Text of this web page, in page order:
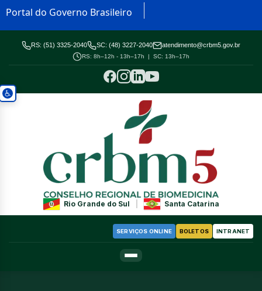
Portal do Governo Brasileiro
RS: (51) 3325-2040 SC: (48) 3227-2040 atendimento@crbm5.gov.br
RS: 8h–12h - 13h–17h | SC: 13h–17h
Rio Grande do Sul Santa Catarina
SERVIÇOS ONLINE BOLETOS INTRANET